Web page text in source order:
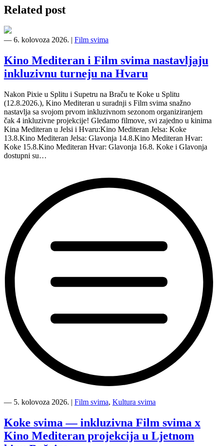
Related post
― 6. kolovoza 2026. | Film svima
Kino Mediteran i Film svima nastavljaju
inkluzivnu turneju na Hvaru
Nakon Pixie u Splitu i Supetru na Braču te Koke u Splitu
(12.8.2026.), Kino Mediteran u suradnji s Film svima snažno
nastavlja sa svojom prvom inkluzivnom sezonom organiziranjem
čak 4 inkluzivne projekcije! Gledamo filmove, svi zajedno u kinima
Kina Mediteran u Jelsi i Hvaru:Kino Mediteran Jelsa: Koke
13.8.Kino Mediteran Jelsa: Glavonja 14.8.Kino Mediteran Hvar:
Koke 15.8.Kino Mediteran Hvar: Glavonja 16.8. Koke i Glavonja
dostupni su…
Mediteran
Film
svima
nastavljaju
― 5. kolovoza 2026. | Film svima, Kultura svima
Koke svima — inkluzivna Film svima x
Kino Mediteran projekcija u Ljetnom